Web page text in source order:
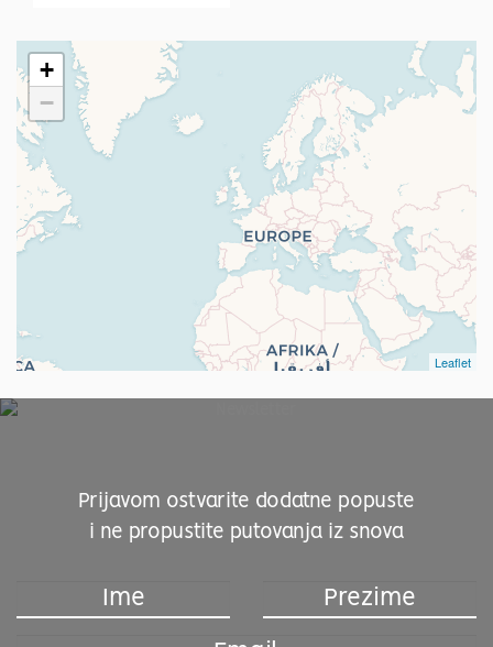
Polonnaruwa
1
Matale
Kandy
Nuwara Eliya
+
−
Leaflet
Prijavom ostvarite dodatne popuste
i ne propustite putovanja iz snova